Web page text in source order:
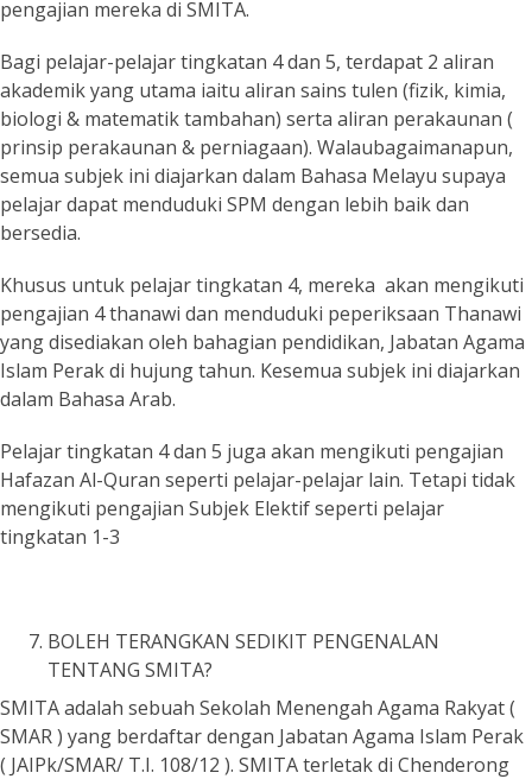
pengajian mereka di SMITA.
Bagi pelajar-pelajar tingkatan 4 dan 5, terdapat 2 aliran
akademik yang utama iaitu aliran sains tulen (fizik, kimia,
biologi & matematik tambahan) serta aliran perakaunan (
prinsip perakaunan & perniagaan). Walaubagaimanapun,
semua subjek ini diajarkan dalam Bahasa Melayu supaya
pelajar dapat menduduki SPM dengan lebih baik dan
bersedia.
Khusus untuk pelajar tingkatan 4, mereka akan mengikuti
pengajian 4 thanawi dan menduduki peperiksaan Thanawi
yang disediakan oleh bahagian pendidikan, Jabatan Agama
Islam Perak di hujung tahun. Kesemua subjek ini diajarkan
dalam Bahasa Arab.
Pelajar tingkatan 4 dan 5 juga akan mengikuti pengajian
Hafazan Al-Quran seperti pelajar-pelajar lain. Tetapi tidak
mengikuti pengajian Subjek Elektif seperti pelajar
tingkatan 1-3
BOLEH TERANGKAN SEDIKIT PENGENALAN
TENTANG SMITA?
SMITA adalah sebuah Sekolah Menengah Agama Rakyat (
SMAR ) yang berdaftar dengan Jabatan Agama Islam Perak
( JAIPk/SMAR/ T.I. 108/12 ). SMITA terletak di Chenderong